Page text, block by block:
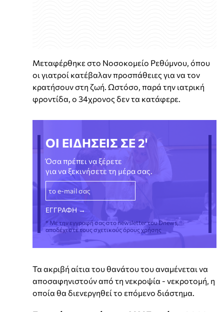
Μεταφέρθηκε στο Νοσοκομείο Ρεθύμνου, όπου
οι γιατροί κατέβαλαν προσπάθειες για να τον
κρατήσουν στη ζωή. Ωστόσο, παρά την ιατρική
φροντίδα, ο 34χρονος δεν τα κατάφερε.
ΟΙ ΕΙΔΗΣΕΙΣ ΣΕ 2'
Όσα πρέπει να ξέρετε
για να ξεκινήσετε τη μέρα σας.
* Με την εγγραφή σας στο newsletter του Dnews,
αποδέχεστε τους σχετικούς όρους χρήσης
Τα ακριβή αίτια του θανάτου του αναμένεται να
αποσαφηνιστούν από τη νεκροψία - νεκροτομή, η
οποία θα διενεργηθεί το επόμενο διάστημα.